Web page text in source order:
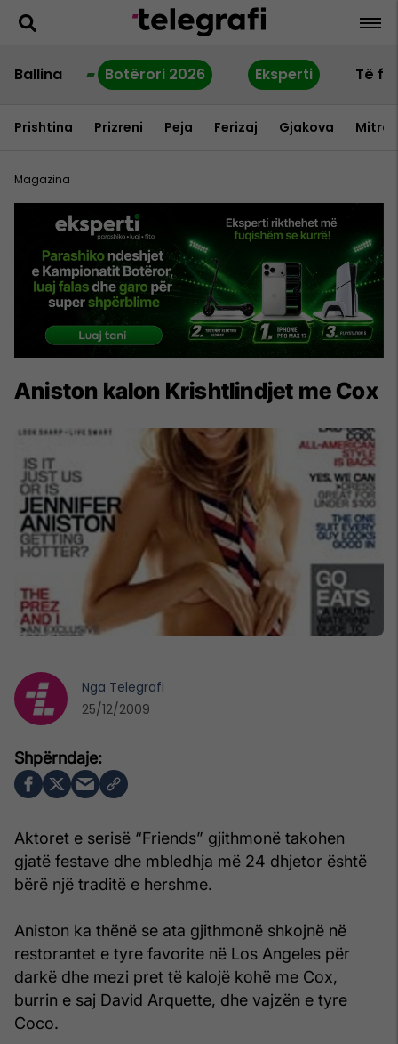
Ballina Botërori 2026 Eksperti Të
Prishtina Prizreni Peja Ferizaj Gjakova
Magazina
Aniston kalon Krishtlindjet me Cox
Aktoret e serisë “Friends” gjithmonë takohen
gjatë festave dhe mbledhja më 24 dhjetor është
bërë një traditë e hershme.
Aniston ka thënë se ata gjithmonë shkojnë në
restorantet e tyre favorite në Los Angeles për
darkë dhe mezi pret të kalojë kohë me Cox,
burrin e saj David Arquette, dhe vajzën e tyre
Coco.
Nga Telegrafi
25/12/2009